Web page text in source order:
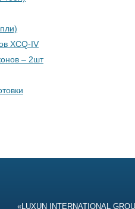
ХСQ-IV
– 2шт
«LUXUN INTERNATIONAL